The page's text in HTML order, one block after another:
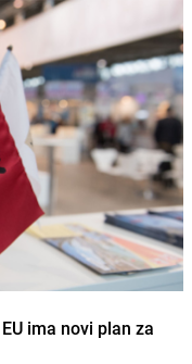
ima novi plan za